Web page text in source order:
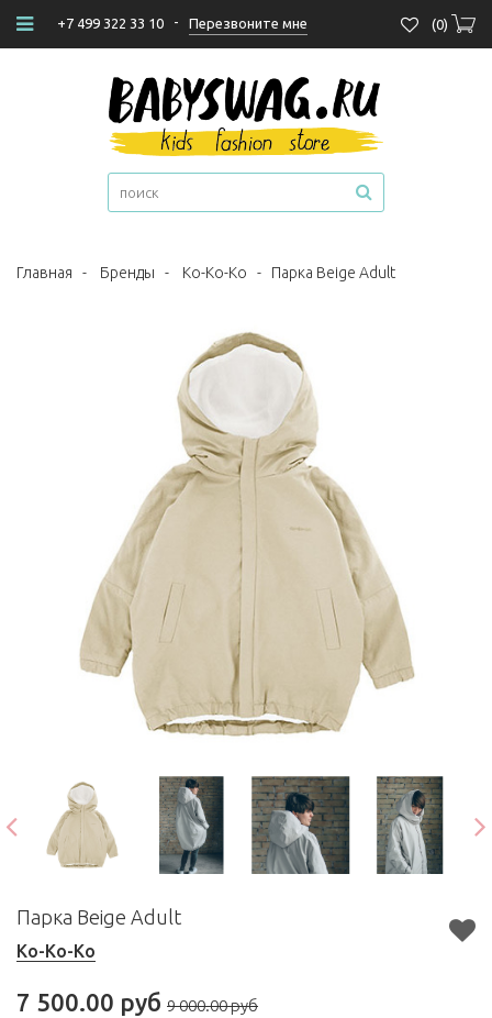
+7 499 322 33 10 - Перезвоните мне (0)
Главная - Бренды - Ko-Ko-Ko - Парка Beige Adult
Парка Beige Adult
Ko-Ko-Ko
7 500.00 руб 9 000.00 руб